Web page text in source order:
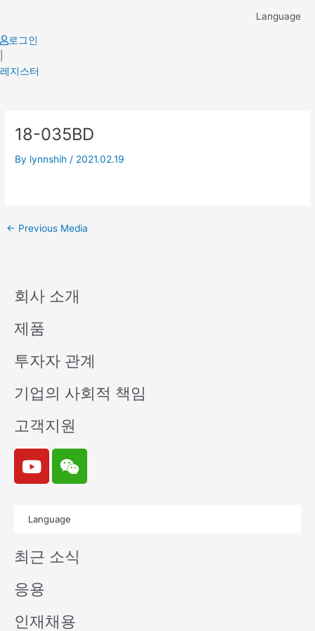
content
Language
로그인
레지스터
18-035BD
By lynnshih / 2021.02.19
navigation
← Previous Media
회사 소개
제품
투자자 관계
기업의 사회적 책임
고객지원
Y
o
u
e
W
e
i
n
Language
최근 소식
응용
인재채용